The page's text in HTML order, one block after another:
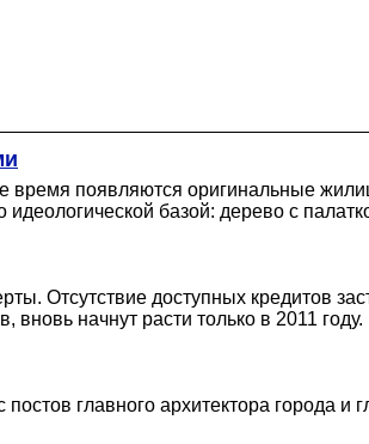
время появляются оригинальные
базой: дерево с
Отсутствие доступных кредитов
начнут расти только в 2011 году.
главного архитектора города и